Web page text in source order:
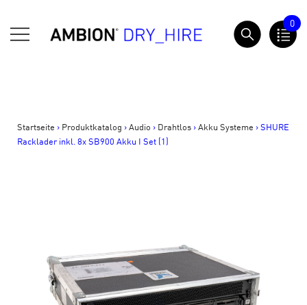
zum
Inhalt
AMBION Dry Hire
0
Startseite > Produktkatalog >Audio > Drahtlos >Akku Systeme >SHURE
Racklader inkl. 8x SB900 Akku I Set (1)